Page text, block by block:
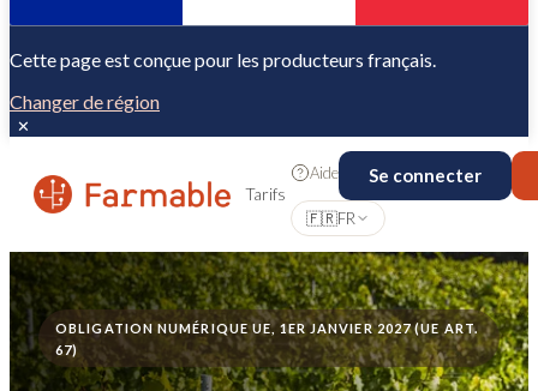
Cette page est conçue pour les producteurs français.
Changer de région
✕
Tarifs
Aide Se connecter
🇫🇷FR
OBLIGATION NUMÉRIQUE UE, 1ER JANVIER 2027 (UE ART.
67)